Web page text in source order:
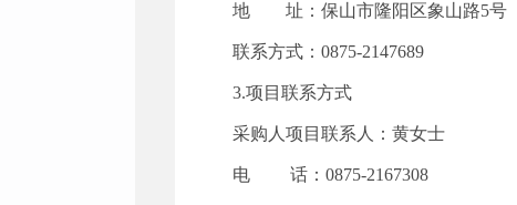
地 址：保山市隆阳区象山路5号
联系方式：0875-2147689
3.项目联系方式
采购人项目联系人：黄女士
电 话：0875-2167308